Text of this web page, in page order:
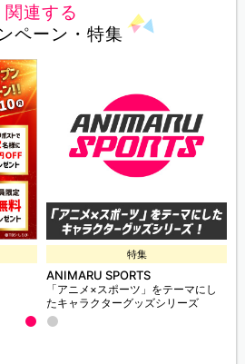
関連する
ペーン・特集
特集
ANIMARU SPORTS
「アニメ×スポーツ」をテーマにし
たキャラクターグッズシリーズ